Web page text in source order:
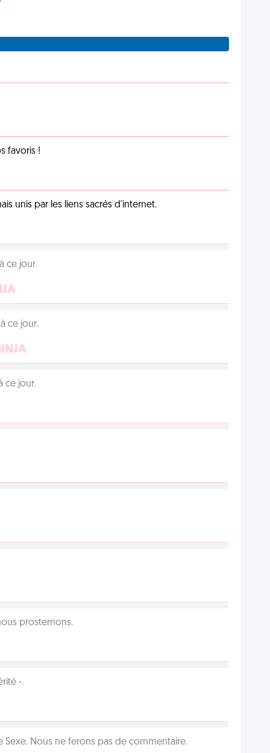
favoris !
unis par les liens sacrés d'internet.
ce jour.
ce jour.
ce jour.
prosternons.
-.
Sexe. Nous ne ferons pas de commentaire.